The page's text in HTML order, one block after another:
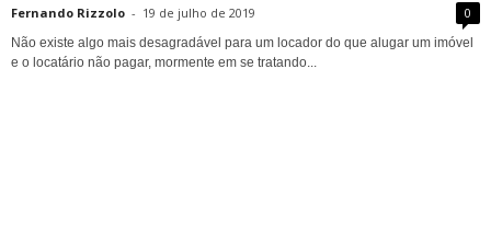
Fernando Rizzolo - 19 de julho de 2019 0
Não existe algo mais desagradável para um locador do que alugar um imóvel
e o locatário não pagar, mormente em se tratando...